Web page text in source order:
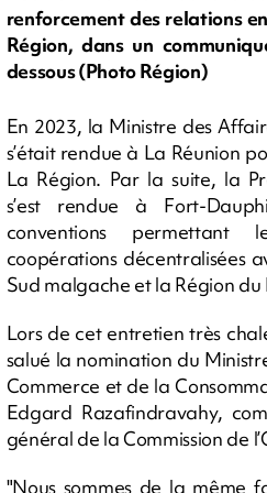
renforcement des relations
Région, dans un
dessous (Photo Région)
En 2023, la Ministre des
s’était rendue à La Réunion
La Région. Par la suite, la
s’est rendue à Fort-
conventions permettant
coopérations décentralisées
Sud malgache et la Région du
Lors de cet entretien très
salué la nomination du
Commerce et de la
Edgard Razafindravahy,
général de la Commission de
"Nous sommes de la même